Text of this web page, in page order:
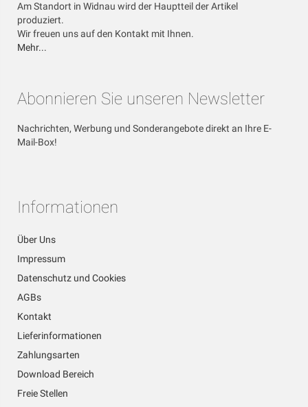
Am Standort in Widnau wird der Hauptteil der Artikel
produziert.
Wir freuen uns auf den Kontakt mit Ihnen.
Mehr...
Abonnieren Sie unseren Newsletter
Nachrichten, Werbung und Sonderangebote direkt an Ihre E-
Mail-Box!
Informationen
Über Uns
Impressum
Datenschutz und Cookies
AGBs
Kontakt
Lieferinformationen
Zahlungsarten
Download Bereich
Freie Stellen